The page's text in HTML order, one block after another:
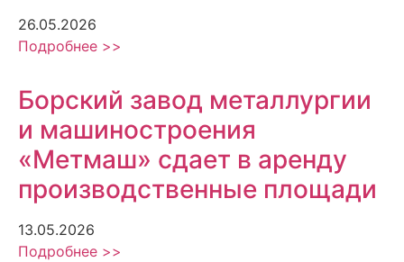
26.05.2026
Подробнее >>
Борский завод металлургии
и машиностроения
«Метмаш» сдает в аренду
производственные площади
13.05.2026
Подробнее >>